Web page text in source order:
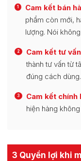
1 Cam kết bán
phẩm còn mới,
lượng. Nói
2 Cam kết tư
thành tư vấn từ
đúng cách dùng.
3 Cam kết chính
hiện hàng
3 Quyền lợi khi